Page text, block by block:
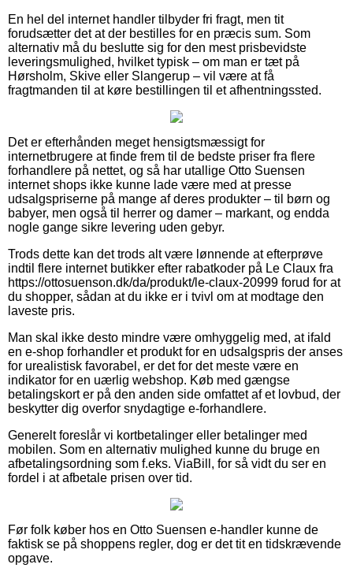
En hel del internet handler tilbyder fri fragt, men tit
forudsætter det at der bestilles for en præcis sum. Som
alternativ må du beslutte sig for den mest prisbevidste
leveringsmulighed, hvilket typisk – om man er tæt på
Hørsholm, Skive eller Slangerup – vil være at få
fragtmanden til at køre bestillingen til et afhentningssted.
Det er efterhånden meget hensigtsmæssigt for
internetbrugere at finde frem til de bedste priser fra flere
forhandlere på nettet, og så har utallige Otto Suensen
internet shops ikke kunne lade være med at presse
udsalgspriserne på mange af deres produkter – til børn og
babyer, men også til herrer og damer – markant, og endda
nogle gange sikre levering uden gebyr.
Trods dette kan det trods alt være lønnende at efterprøve
indtil flere internet butikker efter rabatkoder på Le Claux fra
https://ottosuenson.dk/da/produkt/le-claux-20999 forud for at
du shopper, sådan at du ikke er i tvivl om at modtage den
laveste pris.
Man skal ikke desto mindre være omhyggelig med, at ifald
en e-shop forhandler et produkt for en udsalgspris der anses
for urealistisk favorabel, er det for det meste være en
indikator for en uærlig webshop. Køb med gængse
betalingskort er på den anden side omfattet af et lovbud, der
beskytter dig overfor snydagtige e-forhandlere.
Generelt foreslår vi kortbetalinger eller betalinger med
mobilen. Som en alternativ mulighed kunne du bruge en
afbetalingsordning som f.eks. ViaBill, for så vidt du ser en
fordel i at afbetale prisen over tid.
Før folk køber hos en Otto Suensen e-handler kunne de
faktisk se på shoppens regler, dog er det tit en tidskrævende
opgave.